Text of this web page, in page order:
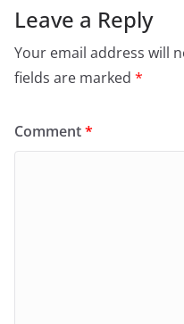
Leave a Reply
Your email address will
fields are marked *
Comment*